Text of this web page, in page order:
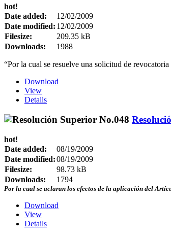
hot!
Date added:
12/02/2009
Date modified: 12/02/2009
Filesize:
209.35 kB
Downloads:
1988
“Por la cual se resuelve una solicitud de
Download
View
Details
hot!
Date added:
08/19/2009
Date modified:08/19/2009
Filesize:
98.73 kB
Downloads:
1794
Por la cual se aclaran los efectos de la aplicación del
Download
View
Details